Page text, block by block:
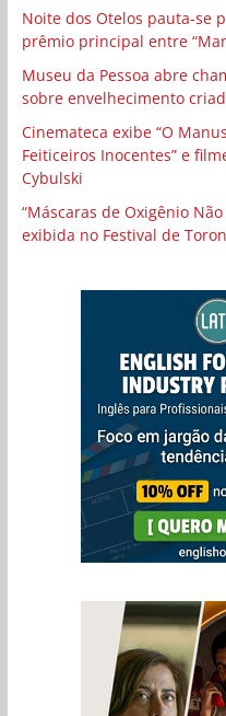
Noite dos Otelos pauta-se
prêmio principal entre
Museu da Pessoa abre
sobre envelhecimento
Cinemateca exibe “O
Feiticeiros Inocentes” e
Cybulski
“Máscaras de Oxigênio
exibida no Festival de